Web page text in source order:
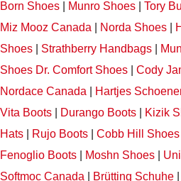
Born Shoes
Munro Shoes Tory
Miz Mooz Canada
Norda Shoes
Shoes
Strathberry Handbags
Shoes Dr. Comfort Shoes Cody
Nordace Canada
Hartjes
Vita Boots
Durango Boots Kizik
Hats
Rujo Boots Cobb Hill Shoes
Fenoglio Boots
Moshn Shoes
Softmoc Canada
Brütting Schuhe